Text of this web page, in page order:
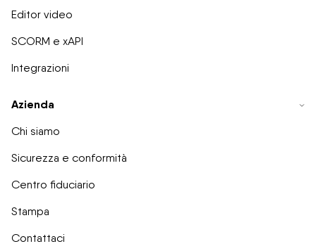
Editor video
SCORM e xAPI
Integrazioni
Azienda
Chi siamo
Sicurezza e conformità
Centro fiduciario
Stampa
Contattaci